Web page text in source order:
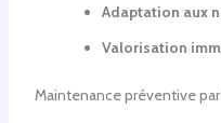
Adaptation aux
Valorisation
Maintenance préventive